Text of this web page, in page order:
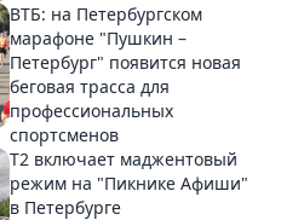
ВТБ: на Петербургском
марафоне "Пушкин –
Петербург" появится новая
беговая трасса для
профессиональных
спортсменов
Т2 включает маджентовый
режим на "Пикнике Афиши"
в Петербурге